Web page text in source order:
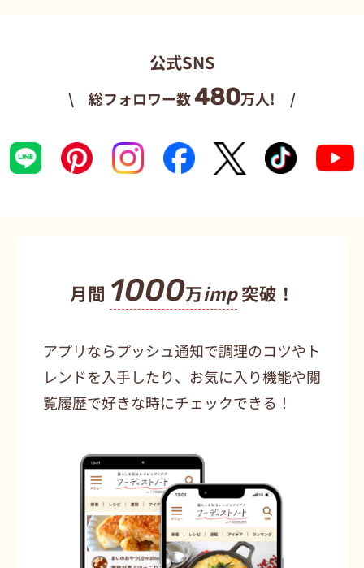
公式SNS
\ 総フォロワー数480万人! /
月間 1000万imp突破！
アプリならプッシュ通知で調理のコツやト
レンドを入手したり、お気に入り機能や閲
覧履歴で好きな時にチェックできる！